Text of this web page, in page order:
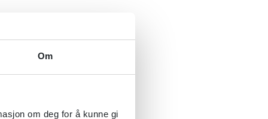
Om
om deg for å kunne gi